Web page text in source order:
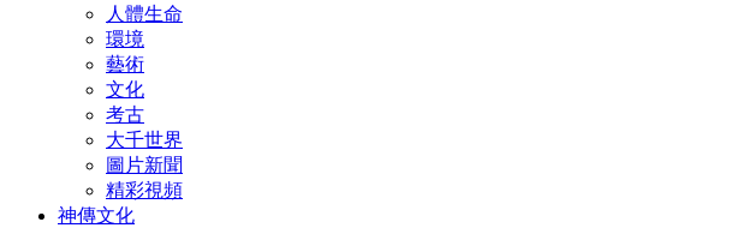
人體生命
環境
藝術
文化
考古
大千世界
圖片新聞
精彩視頻
神傳文化